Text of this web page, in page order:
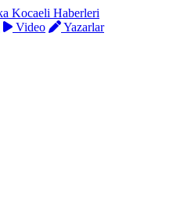
Video
Yazarlar